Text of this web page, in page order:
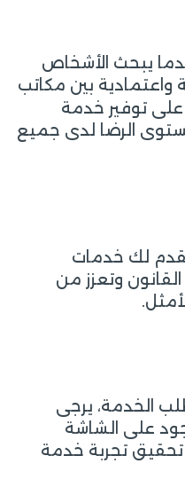
يبحث الأشخاص
واعتمادية بين مكاتب
توفير خدمة
الرضا لدى جميع
لك خدمات
وتعزز من
الخدمة، يرجى
على الشاشة
تجربة خدمة